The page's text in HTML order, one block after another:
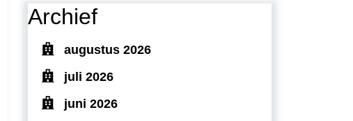
Archief
augustus 2026
juli 2026
juni 2026